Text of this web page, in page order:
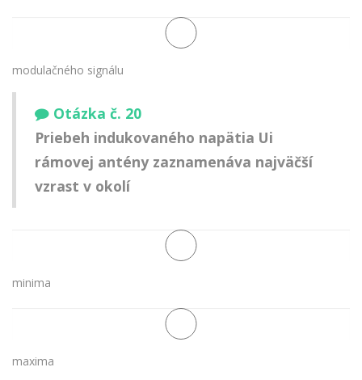
modulačného signálu
Otázka č. 20
Priebeh indukovaného napätia Ui
rámovej antény zaznamenáva najväčší
vzrast v okolí
minima
maxima